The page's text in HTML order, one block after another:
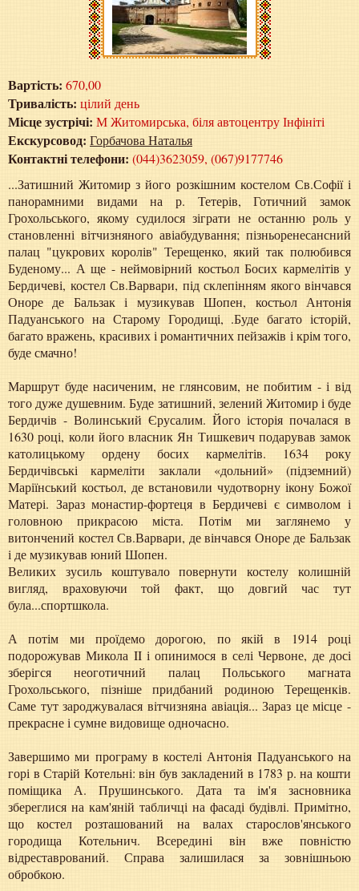
Вартість: 670,00
Тривалість: цілий день
Місце зустрічі: М Житомирська, біля автоцентру Інфініті
Екскурсовод: Горбачова Наталья
Контактні телефони: (044)3623059, (067)9177746
...Затишний Житомир з його розкішним костелом Св.Софії і
панорамними видами на р. Тетерів, Готичний замок
Грохольського, якому судилося зіграти не останню роль у
становленні вітчизняного авіабудування; пізньоренесансний
палац "цукрових королів" Терещенко, який так полюбився
Буденому... А ще - неймовірний костьол Босих кармелітів у
Бердичеві, костел Св.Варвари, під склепінням якого вінчався
Оноре де Бальзак і музикував Шопен, костьол Антонія
Падуанського на Старому Городищі, .Буде багато історій,
багато вражень, красивих і романтичних пейзажів і крім того,
буде смачно!
Маршрут буде насиченим, не глянсовим, не побитим - і від
того дуже душевним. Буде затишний, зелений Житомир і буде
Бердичів - Волинський Єрусалим. Його історія почалася в
1630 році, коли його власник Ян Тишкевич подарував замок
католицькому ордену босих кармелітів. 1634 року
Бердичівські кармеліти заклали «дольний» (підземний)
Маріїнський костьол, де встановили чудотворну ікону Божої
Матері. Зараз монастир-фортеця в Бердичеві є символом і
головною прикрасою міста. Потім ми заглянемо у
витончений костел Св.Варвари, де вінчався Оноре де Бальзак
і де музикував юний Шопен.
Великих зусиль коштувало повернути костелу колишній
вигляд, враховуючи той факт, що довгий час тут
була...спортшкола.
А потім ми проїдемо дорогою, по якій в 1914 році
подорожував Микола II і опинимося в селі Червоне, де досі
зберігся неоготичний палац Польського магната
Грохольського, пізніше придбаний родиною Терещенків.
Саме тут зароджувалася вітчизняна авіація... Зараз це місце -
прекрасне і сумне видовище одночасно.
Завершимо ми програму в костелі Антонія Падуанського на
горі в Старій Котельні: він був закладений в 1783 р. на кошти
поміщика А. Прушинського. Дата та ім'я засновника
збереглися на кам'яній табличці на фасаді будівлі. Примітно,
що костел розташований на валах старослов'янського
городища Котельнич. Всередині він вже повністю
відреставрований. Справа залишилася за зовнішньою
обробкою.